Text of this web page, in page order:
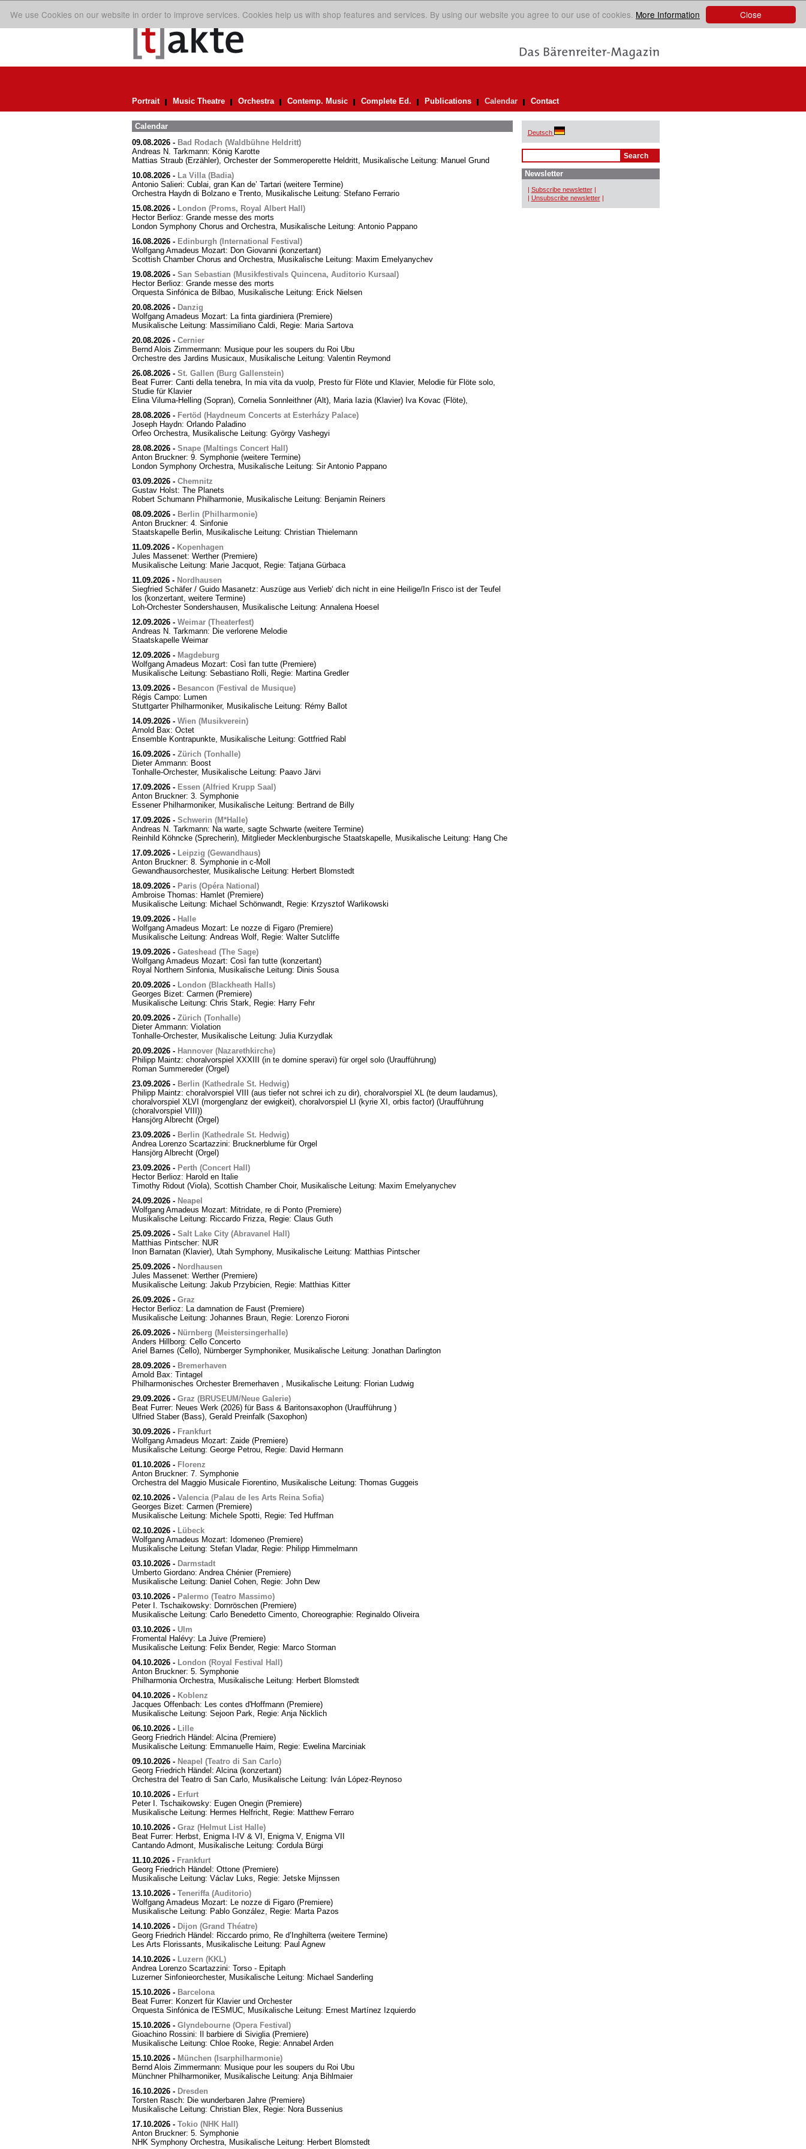
Close
We use Cookies on our website in order to improve services. Cookies help us with shop features and services. By using our website you agree to our use of cookies. More Information
Portrait Music Theatre Orchestra Contemp. Music Complete Ed. Publications Calendar Contact
Calendar
09.08.2026- Bad Rodach (Waldbühne Heldritt)
Andreas N. Tarkmann: König Karotte
Mattias Straub (Erzähler), Orchester der Sommeroperette Heldritt, Musikalische Leitung: Manuel Grund
10.08.2026- La Villa (Badia)
Antonio Salieri: Cublai, gran Kan de’ Tartari (weitere Termine)
Orchestra Haydn di Bolzano e Trento, Musikalische Leitung: Stefano Ferrario
15.08.2026- London (Proms, Royal Albert Hall)
Hector Berlioz: Grande messe des morts
London Symphony Chorus and Orchestra, Musikalische Leitung: Antonio Pappano
16.08.2026- Edinburgh (International Festival)
Wolfgang Amadeus Mozart: Don Giovanni (konzertant)
Scottish Chamber Chorus and Orchestra, Musikalische Leitung: Maxim Emelyanychev
19.08.2026- San Sebastian (Musikfestivals Quincena, Auditorio Kursaal)
Hector Berlioz: Grande messe des morts
Orquesta Sinfónica de Bilbao, Musikalische Leitung: Erick Nielsen
20.08.2026- Danzig
Wolfgang Amadeus Mozart: La finta giardiniera (Premiere)
Musikalische Leitung: Massimiliano Caldi, Regie: Maria Sartova
20.08.2026- Cernier
Bernd Alois Zimmermann: Musique pour les soupers du Roi Ubu
Orchestre des Jardins Musicaux, Musikalische Leitung: Valentin Reymond
26.08.2026- St. Gallen (Burg Gallenstein)
Beat Furrer: Canti della tenebra, In mia vita da vuolp, Presto für Flöte und Klavier, Melodie für Flöte solo,
Studie für Klavier
Elina Viluma-Helling (Sopran), Cornelia Sonnleithner (Alt), Maria Iazia (Klavier) Iva Kovac (Flöte),
28.08.2026- Fertöd (Haydneum Concerts at Esterházy Palace)
Joseph Haydn: Orlando Paladino
Orfeo Orchestra, Musikalische Leitung: György Vashegyi
28.08.2026- Snape (Maltings Concert Hall)
Anton Bruckner: 9. Symphonie (weitere Termine)
London Symphony Orchestra, Musikalische Leitung: Sir Antonio Pappano
03.09.2026- Chemnitz
Gustav Holst: The Planets
Robert Schumann Philharmonie, Musikalische Leitung: Benjamin Reiners
08.09.2026- Berlin (Philharmonie)
Anton Bruckner: 4. Sinfonie
Staatskapelle Berlin, Musikalische Leitung: Christian Thielemann
11.09.2026- Kopenhagen
Jules Massenet: Werther (Premiere)
Musikalische Leitung: Marie Jacquot, Regie: Tatjana Gürbaca
11.09.2026- Nordhausen
Siegfried Schäfer / Guido Masanetz: Auszüge aus Verlieb‘ dich nicht in eine Heilige/In Frisco ist der Teufel
los (konzertant, weitere Termine)
Loh-Orchester Sondershausen, Musikalische Leitung: Annalena Hoesel
12.09.2026- Weimar (Theaterfest)
Andreas N. Tarkmann: Die verlorene Melodie
Staatskapelle Weimar
12.09.2026- Magdeburg
Wolfgang Amadeus Mozart: Così fan tutte (Premiere)
Musikalische Leitung: Sebastiano Rolli, Regie: Martina Gredler
13.09.2026- Besancon (Festival de Musique)
Régis Campo: Lumen
Stuttgarter Philharmoniker, Musikalische Leitung: Rémy Ballot
14.09.2026- Wien (Musikverein)
Arnold Bax: Octet
Ensemble Kontrapunkte, Musikalische Leitung: Gottfried Rabl
16.09.2026- Zürich (Tonhalle)
Dieter Ammann: Boost
Tonhalle-Orchester, Musikalische Leitung: Paavo Järvi
17.09.2026- Essen (Alfried Krupp Saal)
Anton Bruckner: 3. Symphonie
Essener Philharmoniker, Musikalische Leitung: Bertrand de Billy
17.09.2026- Schwerin (M*Halle)
Andreas N. Tarkmann: Na warte, sagte Schwarte (weitere Termine)
Reinhild Köhncke (Sprecherin), Mitglieder Mecklenburgische Staatskapelle, Musikalische Leitung: Hang Che
17.09.2026- Leipzig (Gewandhaus)
Anton Bruckner: 8. Symphonie in c-Moll
Gewandhausorchester, Musikalische Leitung: Herbert Blomstedt
18.09.2026- Paris (Opéra National)
Ambroise Thomas: Hamlet (Premiere)
Musikalische Leitung: Michael Schönwandt, Regie: Krzysztof Warlikowski
19.09.2026- Halle
Wolfgang Amadeus Mozart: Le nozze di Figaro (Premiere)
Musikalische Leitung: Andreas Wolf, Regie: Walter Sutcliffe
19.09.2026- Gateshead (The Sage)
Wolfgang Amadeus Mozart: Così fan tutte (konzertant)
Royal Northern Sinfonia, Musikalische Leitung: Dinis Sousa
20.09.2026- London (Blackheath Halls)
Georges Bizet: Carmen (Premiere)
Musikalische Leitung: Chris Stark, Regie: Harry Fehr
20.09.2026- Zürich (Tonhalle)
Dieter Ammann: Violation
Tonhalle-Orchester, Musikalische Leitung: Julia Kurzydlak
20.09.2026- Hannover (Nazarethkirche)
Philipp Maintz: choralvorspiel XXXIII (in te domine speravi) für orgel solo (Uraufführung)
Roman Summereder (Orgel)
23.09.2026- Berlin (Kathedrale St. Hedwig)
Philipp Maintz: choralvorspiel VIII (aus tiefer not schrei ich zu dir), choralvorspiel XL (te deum laudamus),
choralvorspiel XLVI (morgenglanz der ewigkeit), choralvorspiel LI (kyrie XI, orbis factor) (Uraufführung
(choralvorspiel VIII))
Hansjörg Albrecht (Orgel)
23.09.2026- Berlin (Kathedrale St. Hedwig)
Andrea Lorenzo Scartazzini: Brucknerblume für Orgel
Hansjörg Albrecht (Orgel)
23.09.2026- Perth (Concert Hall)
Hector Berlioz: Harold en Italie
Timothy Ridout (Viola), Scottish Chamber Choir, Musikalische Leitung: Maxim Emelyanychev
24.09.2026- Neapel
Wolfgang Amadeus Mozart: Mitridate, re di Ponto (Premiere)
Musikalische Leitung: Riccardo Frizza, Regie: Claus Guth
25.09.2026- Salt Lake City (Abravanel Hall)
Matthias Pintscher: NUR
Inon Barnatan (Klavier), Utah Symphony, Musikalische Leitung: Matthias Pintscher
25.09.2026- Nordhausen
Jules Massenet: Werther (Premiere)
Musikalische Leitung: Jakub Przybicien, Regie: Matthias Kitter
26.09.2026- Graz
Hector Berlioz: La damnation de Faust (Premiere)
Musikalische Leitung: Johannes Braun, Regie: Lorenzo Fioroni
26.09.2026- Nürnberg (Meistersingerhalle)
Anders Hillborg: Cello Concerto
Ariel Barnes (Cello), Nürnberger Symphoniker, Musikalische Leitung: Jonathan Darlington
28.09.2026- Bremerhaven
Arnold Bax: Tintagel
Philharmonisches Orchester Bremerhaven , Musikalische Leitung: Florian Ludwig
29.09.2026- Graz (BRUSEUM/Neue Galerie)
Beat Furrer: Neues Werk (2026) für Bass & Baritonsaxophon (Uraufführung )
Ulfried Staber (Bass), Gerald Preinfalk (Saxophon)
30.09.2026- Frankfurt
Wolfgang Amadeus Mozart: Zaide (Premiere)
Musikalische Leitung: George Petrou, Regie: David Hermann
01.10.2026- Florenz
Anton Bruckner: 7. Symphonie
Orchestra del Maggio Musicale Fiorentino, Musikalische Leitung: Thomas Guggeis
02.10.2026- Valencia (Palau de les Arts Reina Sofia)
Georges Bizet: Carmen (Premiere)
Musikalische Leitung: Michele Spotti, Regie: Ted Huffman
02.10.2026- Lübeck
Wolfgang Amadeus Mozart: Idomeneo (Premiere)
Musikalische Leitung: Stefan Vladar, Regie: Philipp Himmelmann
03.10.2026- Darmstadt
Umberto Giordano: Andrea Chénier (Premiere)
Musikalische Leitung: Daniel Cohen, Regie: John Dew
03.10.2026- Palermo (Teatro Massimo)
Peter I. Tschaikowsky: Dornröschen (Premiere)
Musikalische Leitung: Carlo Benedetto Cimento, Choreographie: Reginaldo Oliveira
03.10.2026- Ulm
Fromental Halévy: La Juive (Premiere)
Musikalische Leitung: Felix Bender, Regie: Marco Storman
04.10.2026- London (Royal Festival Hall)
Anton Bruckner: 5. Symphonie
Philharmonia Orchestra, Musikalische Leitung: Herbert Blomstedt
04.10.2026- Koblenz
Jacques Offenbach: Les contes d'Hoffmann (Premiere)
Musikalische Leitung: Sejoon Park, Regie: Anja Nicklich
06.10.2026- Lille
Georg Friedrich Händel: Alcina (Premiere)
Musikalische Leitung: Emmanuelle Haim, Regie: Ewelina Marciniak
09.10.2026- Neapel (Teatro di San Carlo)
Georg Friedrich Händel: Alcina (konzertant)
Orchestra del Teatro di San Carlo, Musikalische Leitung: Iván López-Reynoso
10.10.2026- Erfurt
Peter I. Tschaikowsky: Eugen Onegin (Premiere)
Musikalische Leitung: Hermes Helfricht, Regie: Matthew Ferraro
10.10.2026- Graz (Helmut List Halle)
Beat Furrer: Herbst, Enigma I-IV & VI, Enigma V, Enigma VII
Cantando Admont, Musikalische Leitung: Cordula Bürgi
11.10.2026- Frankfurt
Georg Friedrich Händel: Ottone (Premiere)
Musikalische Leitung: Václav Luks, Regie: Jetske Mijnssen
13.10.2026- Teneriffa (Auditorio)
Wolfgang Amadeus Mozart: Le nozze di Figaro (Premiere)
Musikalische Leitung: Pablo González, Regie: Marta Pazos
14.10.2026- Dijon (Grand Théatre)
Georg Friedrich Händel: Riccardo primo, Re d’Inghilterra (weitere Termine)
Les Arts Florissants, Musikalische Leitung: Paul Agnew
14.10.2026- Luzern (KKL)
Andrea Lorenzo Scartazzini: Torso - Epitaph
Luzerner Sinfonieorchester, Musikalische Leitung: Michael Sanderling
15.10.2026- Barcelona
Beat Furrer: Konzert für Klavier und Orchester
Orquesta Sinfónica de l'ESMUC, Musikalische Leitung: Ernest Martínez Izquierdo
15.10.2026- Glyndebourne (Opera Festival)
Gioachino Rossini: Il barbiere di Siviglia (Premiere)
Musikalische Leitung: Chloe Rooke, Regie: Annabel Arden
15.10.2026- München (Isarphilharmonie)
Bernd Alois Zimmermann: Musique pour les soupers du Roi Ubu
Münchner Philharmoniker, Musikalische Leitung: Anja Bihlmaier
16.10.2026- Dresden
Torsten Rasch: Die wunderbaren Jahre (Premiere)
Musikalische Leitung: Christian Blex, Regie: Nora Bussenius
17.10.2026- Tokio (NHK Hall)
Anton Bruckner: 5. Symphonie
NHK Symphony Orchestra, Musikalische Leitung: Herbert Blomstedt
Deutsch
Newsletter
| Subscribe newsletter |
| Unsubscribe newsletter |